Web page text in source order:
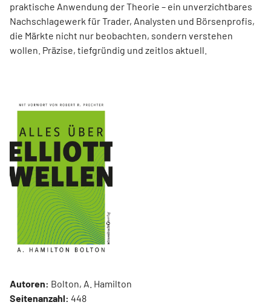
praktische Anwendung der Theorie – ein unverzichtbares
Nachschlagewerk für Trader, Analysten und Börsenprofis,
die Märkte nicht nur beobachten, sondern verstehen
wollen. Präzise, tiefgründig und zeitlos aktuell.
Autoren: Bolton, A. Hamilton
Seitenanzahl: 448